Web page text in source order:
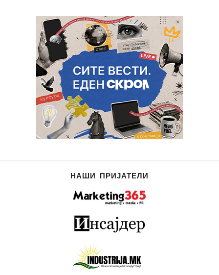
НАШИ ПРИЈАТЕЛИ